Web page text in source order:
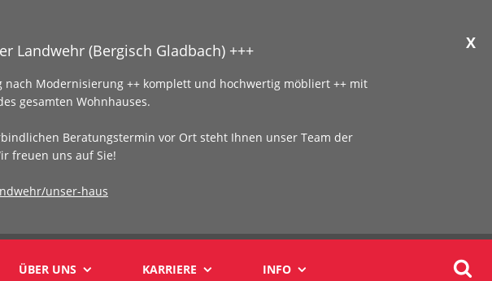
X
Landwehr (Bergisch Gladbach) +++
Modernisierung ++ komplett und hochwertig möbliert ++ mit
gesamten Wohnhauses.
Beratungstermin vor Ort steht Ihnen unser Team der
freuen uns auf Sie!
unser-haus
ÜBER UNS KARRIERE INFO